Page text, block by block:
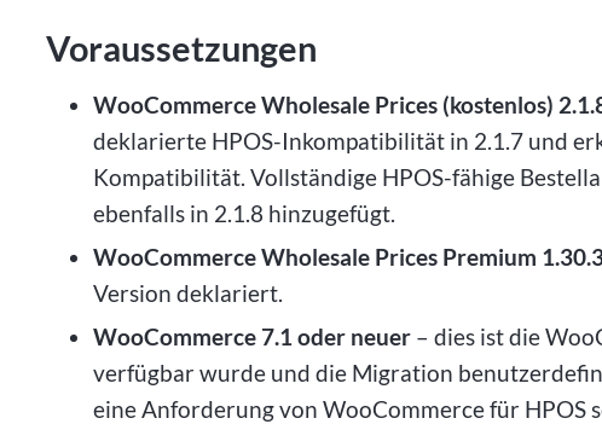
Voraussetzungen
WooCommerce Wholesale Prices (kostenlos)
deklarierte HPOS-Inkompatibilität in 2.1.7 und
Kompatibilität. Vollständige HPOS-fähige
ebenfalls in 2.1.8 hinzugefügt.
WooCommerce Wholesale Prices Premium
Version deklariert.
WooCommerce 7.1 oder neuer– dies ist die
verfügbar wurde und die Migration
eine Anforderung von WooCommerce für HPOS